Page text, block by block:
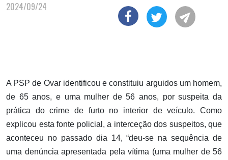
2024/09/24
A PSP de Ovar identificou e constituiu arguidos um homem,
de 65 anos, e uma mulher de 56 anos, por suspeita da
prática do crime de furto no interior de veículo. Como
explicou esta fonte policial, a interceção dos suspeitos, que
aconteceu no passado dia 14, “deu-se na sequência de
uma denúncia apresentada pela vítima (uma mulher de 56